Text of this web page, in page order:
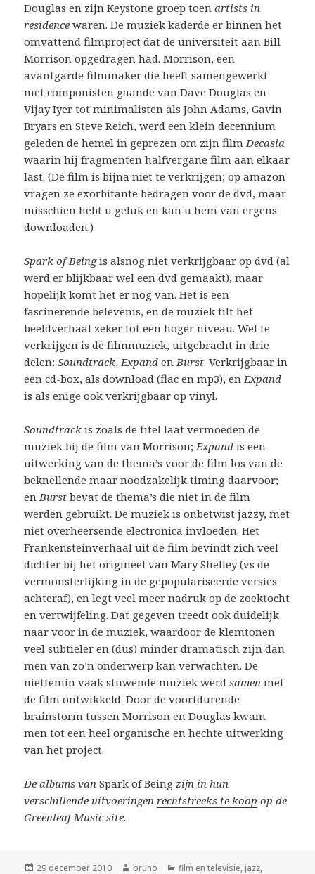
Douglas en zijn Keystone groep toenartists in
residence waren. De muziek kaderde er binnen het
omvattend filmproject dat de universiteit aan Bill
Morrison opgedragen had. Morrison, een
avantgarde filmmaker die heeft samengewerkt
met componisten gaande van Dave Douglas en
Vijay Iyer tot minimalisten als John Adams, Gavin
Bryars en Steve Reich, werd een klein decennium
geleden de hemel in geprezen om zijn filmDecasia
waarin hij fragmenten halfvergane film aan elkaar
last. (De film is bijna niet te verkrijgen; op amazon
vragen ze exorbitante bedragen voor de dvd, maar
misschien hebt u geluk en kan u hem van ergens
downloaden.)
Spark of Beingis alsnog niet verkrijgbaar op dvd (al
werd er blijkbaar wel een dvd gemaakt), maar
hopelijk komt het er nog van. Het is een
fascinerende belevenis, en de muziek tilt het
beeldverhaal zeker tot een hoger niveau. Wel te
verkrijgen is de filmmuziek, uitgebracht in drie
delen:Soundtrack,Expand enBurst. Verkrijgbaar in
een cd-box, als download (flac en mp3), enExpand
is als enige ook verkrijgbaar op vinyl.
Soundtrack is zoals de titel laat vermoeden de
muziek bij de film van Morrison;Expand is een
uitwerking van de thema’s voor de film los van de
beknellende maar noodzakelijk timing daarvoor;
enBurst bevat de thema’s die niet in de film
werden gebruikt. De muziek is onbetwist jazzy, met
niet overheersende electronica invloeden. Het
Frankensteinverhaal uit de film bevindt zich veel
dichter bij het origineel van Mary Shelley (vs de
vermonsterlijking in de gepopulariseerde versies
achteraf), en legt veel meer nadruk op de zoektocht
en vertwijfeling. Dat gegeven treedt ook duidelijk
naar voor in de muziek, waardoor de klemtonen
veel subtieler en (dus) minder dramatisch zijn dan
men van zo’n onderwerp kan verwachten. De
niettemin vaak stuwende muziek werdsamen met
de film ontwikkeld. Door de voortdurende
brainstorm tussen Morrison en Douglas kwam
men tot een heel organische en hechte uitwerking
van het project.
De albums vanSpark of Beingzijn in hun
verschillende uitvoeringenrechtstreeks te koop op de
Greenleaf Music site.
Geplaatst
29 december 2010 Auteur
bruno Categorieën
film en televisie, jazz,